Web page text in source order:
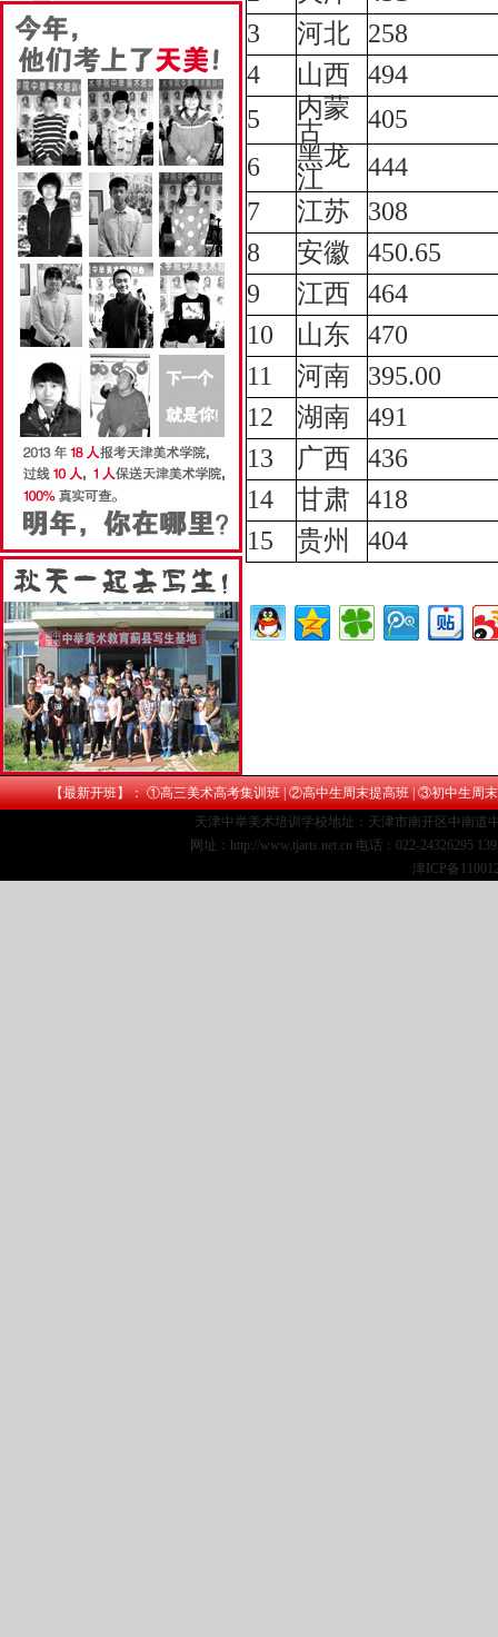
3
河北
258
4
山西
494
5
内蒙
古
405
6
黑龙
江
444
7
江苏
308
8
安徽
450.65
9
江西
464
10
山东
470
11
河南
395.00
12
湖南
491
13
广西
436
14
甘肃
418
15
贵州 404
【最新开班】： ①高三美术高考集训班| ②高中生周末提高班| ③初中生周
天津中举美术培训学校地址：天津市南开区中南道
网址：http://www.tjarts.net.cn 电话：022-24326295
津ICP备